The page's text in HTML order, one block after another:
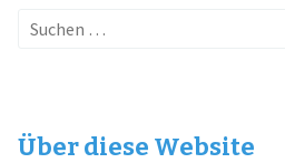
Suchen
Über diese Website